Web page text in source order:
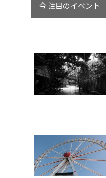
今 注目のイベント